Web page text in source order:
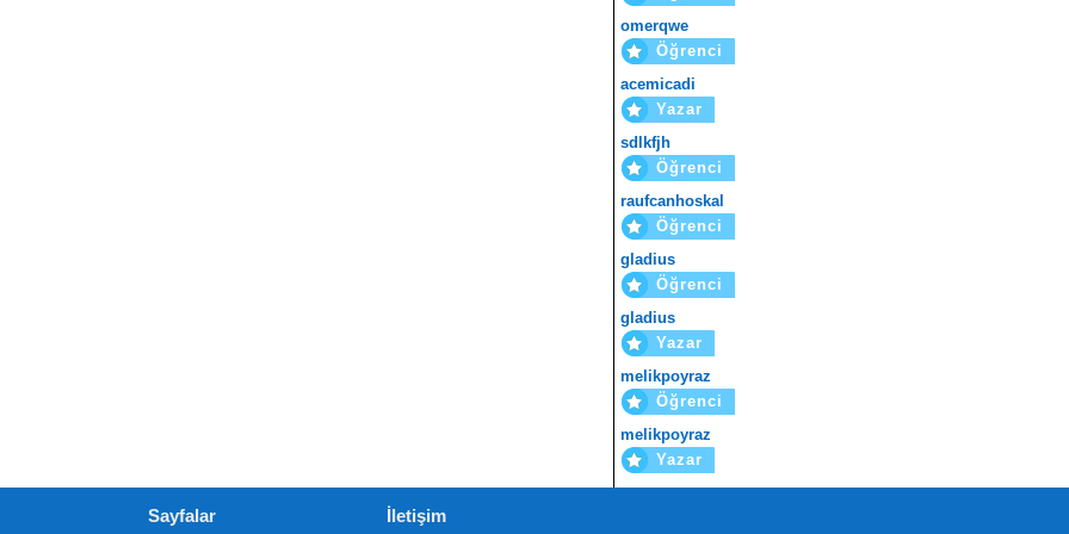
omerqwe
Öğrenci
acemicadi
Yazar
sdlkfjh
Öğrenci
raufcanhoskal
Öğrenci
gladius
Öğrenci
gladius
Yazar
melikpoyraz
Öğrenci
melikpoyraz
Yazar
Sayfalar İletişim